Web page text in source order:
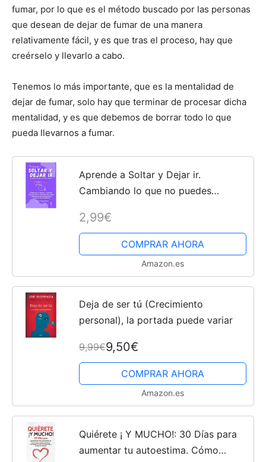
fumar, por lo que es el método buscado por las personas
que desean de dejar de fumar de una manera
relativamente fácil, y es que tras el proceso, hay que
creérselo y llevarlo a cabo.
Tenemos lo más importante, que es la mentalidad de
dejar de fumar, solo hay que terminar de procesar dicha
mentalidad, y es que debemos de borrar todo lo que
pueda llevarnos a fumar.
Aprende a Soltar y Dejar ir.
Cambiando lo que no puedes
ejercicios mas efectivos de
psicología,olvidar y liberarte de...
2,99€
COMPRAR AHORA
Amazon.es
Deja de ser tú (Crecimiento
personal), la portada puede variar
9,99€9,50€
COMPRAR AHORA
Amazon.es
Quiérete ¡ Y MUCHO!: 30 Días para
aumentar tu autoestima. Cómo